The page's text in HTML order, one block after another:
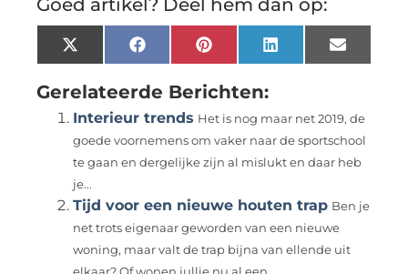
X
(Twitter)
FacebookPinterestLinkedInEmail
Gerelateerde Berichten:
Interieur trends Het is nog maar net 2019, de
goede voornemens om vaker naar de sportschool
te gaan en dergelijke zijn al mislukt en daar heb
je...
Tijd voor een nieuwe houten trap Ben je
net trots eigenaar geworden van een nieuwe
woning, maar valt de trap bijna van ellende uit